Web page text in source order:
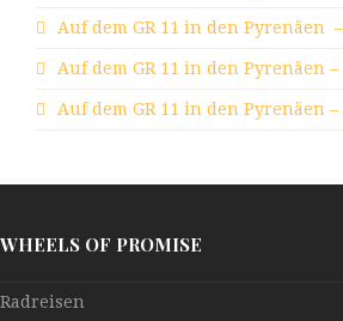
Auf dem GR 11 in den Pyrenäen
Auf dem GR 11 in den Pyrenäen –
Auf dem GR 11 in den Pyrenäen
WHEELS OF PROMISE
Radreisen